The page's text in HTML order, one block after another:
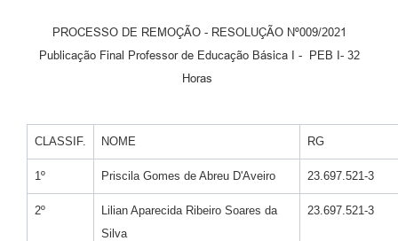
PROCESSO DE REMOÇÃO - RESOLUÇÃO Nº009/2021
Publicação Final Professor de Educação Básica I - PEB I- 32
Horas
CLASSIF. NOME RG
1º Priscila Gomes de Abreu D'Aveiro 23.697.521-3
2º
Lilian Aparecida Ribeiro Soares da
Silva
23.697.521-3